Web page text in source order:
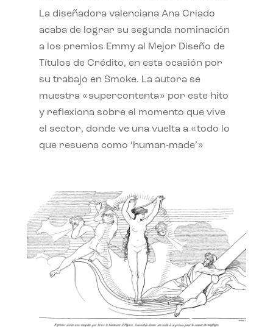
La diseñadora valenciana Ana Criado
acaba de lograr su segunda nominación
a los premios Emmy al Mejor Diseño de
Títulos de Crédito, en esta ocasión por
su trabajo en Smoke. La autora se
muestra «supercontenta» por este hito
y reflexiona sobre el momento que vive
el sector, donde ve una vuelta a «todo lo
que resuena como ‘human-made’»